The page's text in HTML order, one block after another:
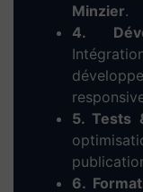
Minzier.
4.
5. Tests
6.